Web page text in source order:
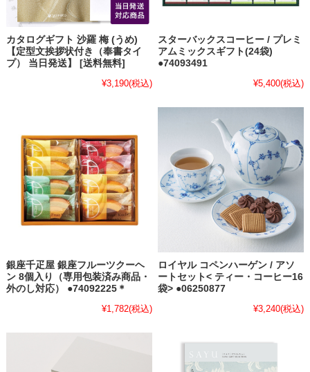
カタログギフト 沙羅 梅 (うめ)
【定型文挨拶状付き（奉書タイ
プ） 当日発送】 [送料無料]
¥3,190(税込)
スターバックスコーヒー / プレミ
アムミックスギフト(24袋)
●74093491
¥5,400(税込)
銀座千疋屋 銀座フルーツクーヘ
ン 8個入り（専用包装済み商品・
外のし対応） ●74092225＊
¥1,782(税込)
ロイヤル コペンハーゲン / アソ
ートセット< ティー・コーヒー16
袋> ●06250877
¥3,240(税込)